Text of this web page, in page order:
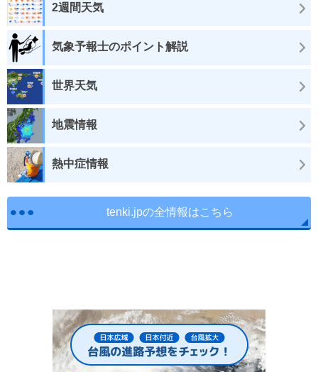
2週間天気
気象予報士のポイント解説
世界天気
地震情報
熱中症情報
tenki.jpの全情報はこちら